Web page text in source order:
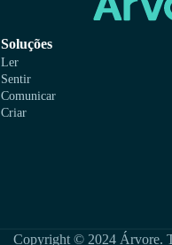
Soluções
Ler
Sentir
Comunicar
Criar
Copyright © 2024 Árvore.